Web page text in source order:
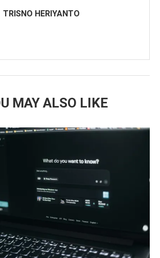
TRISNO HERIYANTO
MAY ALSO LIKE